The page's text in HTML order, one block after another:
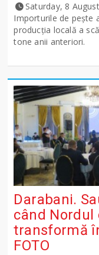
Saturday, 8
Importurile de peşte
producţia locală a
tone anii anteriori.
Darabani.
când Nordul
transformă
FOTO